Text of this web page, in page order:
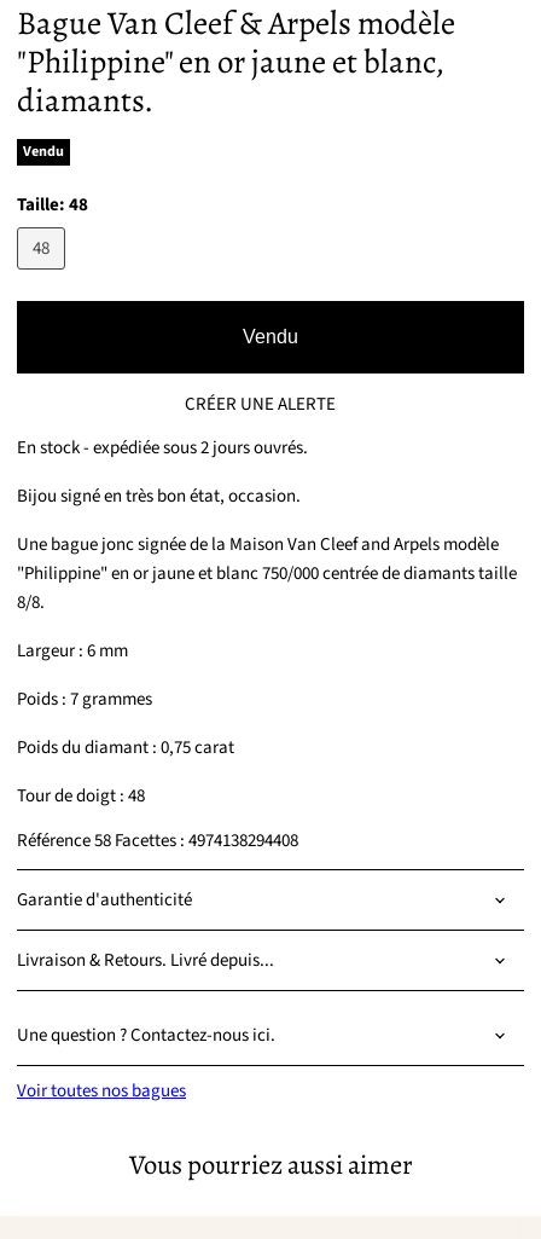
Bague Van Cleef & Arpels modèle
"Philippine" en or jaune et blanc,
diamants.
Vendu
Taille:48
48
Vendu
CRÉER UNE ALERTE
En stock - expédiée sous 2 jours ouvrés.
Bijou signé en très bon état, occasion.
Une bague jonc signée de la Maison Van Cleef and Arpels modèle
"Philippine" en or jaune et blanc 750/000 centrée de diamants taille
8/8.
Largeur : 6 mm
Poids : 7 grammes
Poids du diamant : 0,75 carat
Tour de doigt : 48
Référence 58 Facettes : 4974138294408
Garantie d'authenticité
Livraison & Retours. Livré depuis...
Une question ? Contactez-nous ici.
Voir toutes nos bagues
Vous pourriez aussi aimer